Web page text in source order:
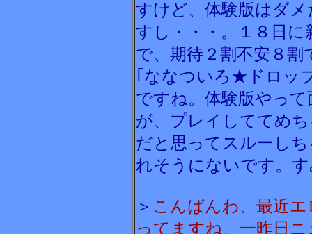
すけど、体験版はダ
すし・・・。１８日
で、期待２割不安８
｢ななついろ★ドロッ
ですね。体験版やっ
が、プレイしててめ
だと思ってスルーし
れそうにないです。
＞ こんばんわ、最近
ってますね、一昨日